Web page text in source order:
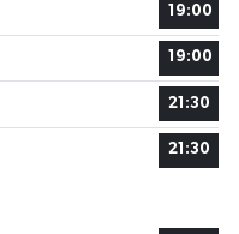
19:00
19:00
21:30
21:30